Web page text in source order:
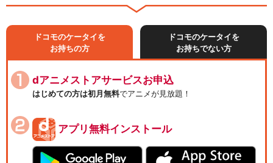
ドコモのケータイを
お持ちの方
ドコモのケータイを
お持ちでない方
dアニメストアサービスお申込
はじめての方は初月無料でアニメが見放題！
アプリ無料インストール